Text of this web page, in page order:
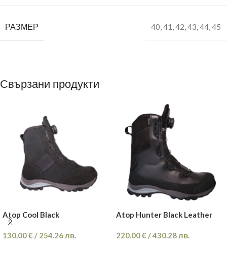
РАЗМЕР 40,41 ,42,43,44,45
Свързани продукти
Atop Cool Black
130.00€ / 254.26лв.
Atop Hunter Black Leather
220.00€ /430.28лв.